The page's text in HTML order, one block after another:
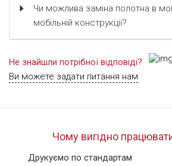
Чи можлива заміна полотна в
мобільній конструкції?
Не знайшли потрібної відповіді?
Ви можете задати питання нам
Чому вигідно
Друкуємо по стандартам